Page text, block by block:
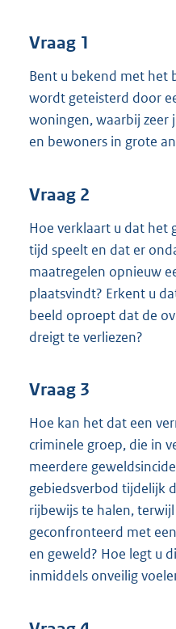
Vraag 1
Bent u bekend met het
wordt geteisterd door
woningen, waarbij zeer
en bewoners in grote
Vraag 2
Hoe verklaart u dat het
tijd speelt en dat er
maatregelen opnieuw
plaatsvindt? Erkent u
beeld oproept dat de
dreigt te verliezen?
Vraag 3
Hoe kan het dat een
criminele groep, die in
meerdere
gebiedsverbod tijdelijk
rijbewijs te halen,
geconfronteerd met
en geweld? Hoe legt u
inmiddels onveilig